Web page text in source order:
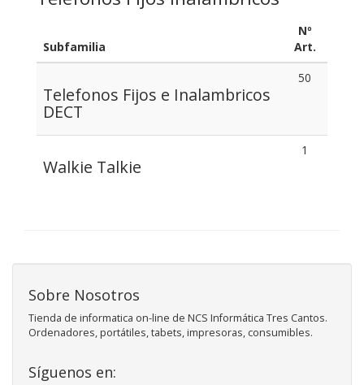
Subfamilia
Nº
Art.
Telefonos Fijos e Inalambricos
DECT
50
Walkie Talkie
1
Sobre Nosotros
Tienda de informatica on-line de NCS Informática Tres Cantos.
Ordenadores, portátiles, tabets, impresoras, consumibles.
Síguenos en: